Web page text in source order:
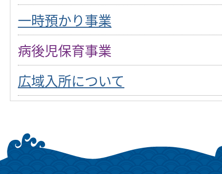
一時預かり事業
病後児保育事業
広域入所について